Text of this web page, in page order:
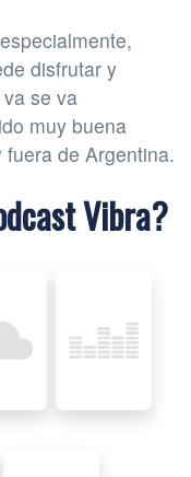
disfrutar y
se va
muy buena
de Argentina.
Vibra?